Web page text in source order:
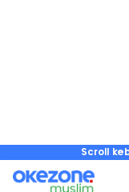
Scroll